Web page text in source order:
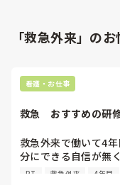
「救急外来」の
看護・お仕事
救急　おすすめの研
救急外来で働いて4
分にできる自信が無
ど、受けてみたら凄
PT 救急外来 4年目